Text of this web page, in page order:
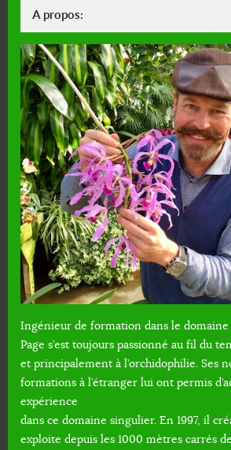
A propos:
Ingénieur de formation dans le
Page s’est toujours passionné au fil du
et principalement à l’orchidophilie. Ses
formations à l’étranger lui ont permis
expérience
dans ce domaine singulier. En 1997, il
exploite depuis les 1000 mètres carrés